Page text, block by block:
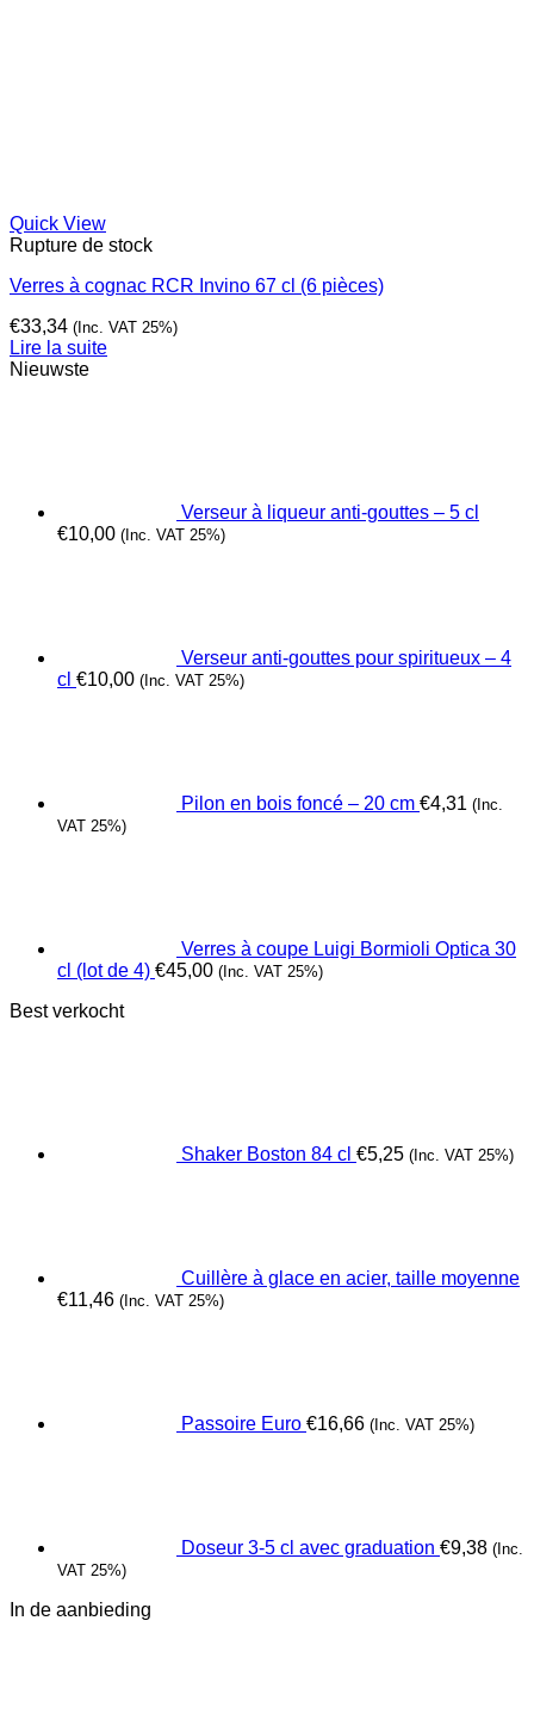
Quick View
Rupture de stock
Verres à cognac RCR Invino 67 cl (6 pièces)
€33,34 (Inc. VAT 25%)
Lire la suite
Nieuwste
Verseur à liqueur anti-gouttes – 5 cl
€10,00 (Inc. VAT 25%)
Verseur anti-gouttes pour spiritueux – 4
cl €10,00 (Inc. VAT 25%)
Pilon en bois foncé – 20 cm €4,31 (Inc.
VAT 25%)
Verres à coupe Luigi Bormioli Optica 30
cl (lot de 4) €45,00 (Inc. VAT 25%)
Best verkocht
Shaker Boston 84 cl €5,25 (Inc. VAT 25%)
Cuillère à glace en acier, taille moyenne
€11,46 (Inc. VAT 25%)
Passoire Euro €16,66 (Inc. VAT 25%)
Doseur 3-5 cl avec graduation €9,38 (Inc.
VAT 25%)
In de aanbieding